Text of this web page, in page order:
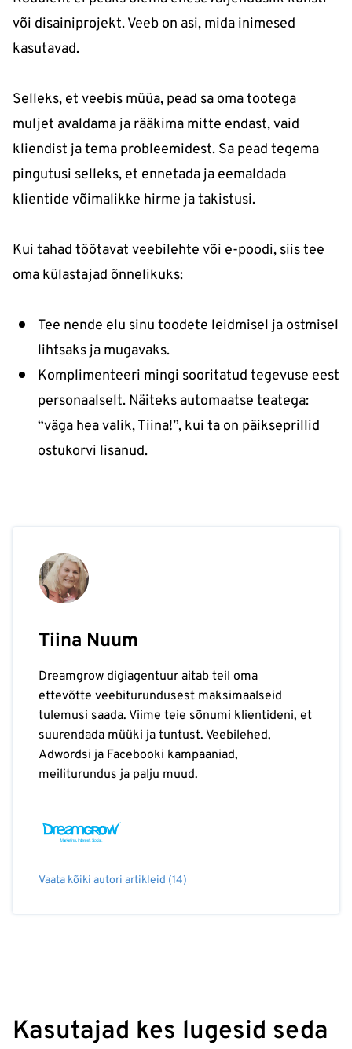
või disainiprojekt. Veeb on asi, mida inimesed
kasutavad.
Selleks, et veebis müüa, pead sa oma tootega
muljet avaldama ja rääkima mitte endast, vaid
kliendist ja tema probleemidest. Sa pead tegema
pingutusi selleks, et ennetada ja eemaldada
klientide võimalikke hirme ja takistusi.
Kui tahad töötavat veebilehte või e-poodi, siis tee
oma külastajad õnnelikuks:
Tee nende elu sinu toodete leidmisel ja ostmisel
lihtsaks ja mugavaks.
Komplimenteeri mingi sooritatud tegevuse eest
personaalselt. Näiteks automaatse teatega:
“väga hea valik, Tiina!”, kui ta on päikseprillid
ostukorvi lisanud.
Tiina Nuum
Dreamgrow digiagentuur aitab teil oma
ettevõtte veebiturundusest maksimaalseid
tulemusi saada. Viime teie sõnumi klientideni, et
suurendada müüki ja tuntust. Veebilehed,
Adwordsi ja Facebooki kampaaniad,
meiliturundus ja palju muud.
Vaata kõiki autori artikleid (14)
Kasutajad kes lugesid seda